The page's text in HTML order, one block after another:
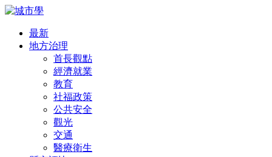
最新
地方治理
首長觀點
經濟就業
教育
社福政策
公共安全
觀光
交通
醫療衛生